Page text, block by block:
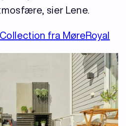
sier Lene.
fra MøreRoyal